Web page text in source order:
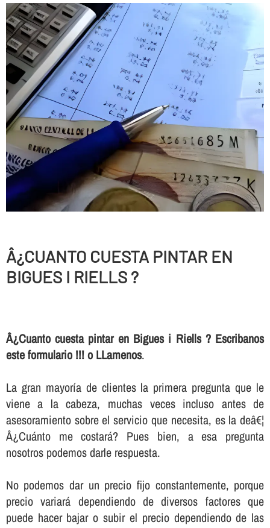
Â¿CUANTO CUESTA PINTAR EN
BIGUES I RIELLS ?
Â¿Cuanto cuesta pintar en Bigues i Riells ? Escribanos
este formulario !!! o LLamenos.
La gran mayorí­a de clientes la primera pregunta que le
viene a la cabeza, muchas veces incluso antes de
asesoramiento sobre el servicio que necesita, es la deâ€¦
Â¿Cuánto me costará? Pues bien, a esa pregunta
nosotros podemos darle respuesta.
No podemos dar un precio fijo constantemente, porque
precio variará dependiendo de diversos factores que
puede hacer bajar o subir el precio dependiendo de las